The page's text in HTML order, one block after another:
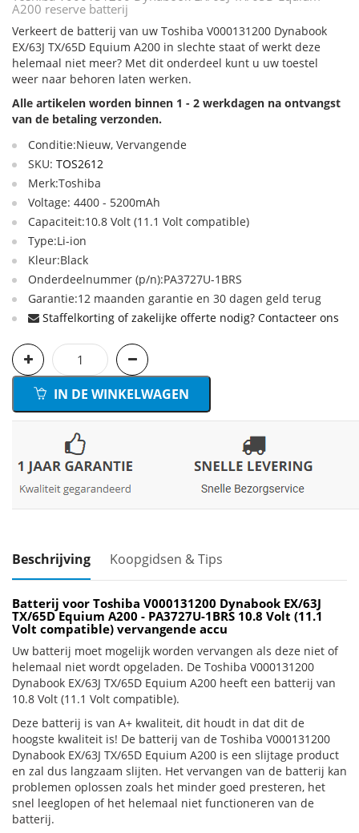
A200 reserve batterij
Verkeert de batterij van uw Toshiba V000131200 Dynabook
EX/63J TX/65D Equium A200 in slechte staat of werkt deze
helemaal niet meer? Met dit onderdeel kunt u uw toestel
weer naar behoren laten werken.
Alle artikelen worden binnen 1 - 2 werkdagen na ontvangst
van de betaling verzonden.
Conditie:Nieuw, Vervangende
SKU: TOS2612
Merk:Toshiba
Voltage: 4400 - 5200mAh
Capaciteit:10.8 Volt (11.1 Volt compatible)
Type:Li-ion
Kleur:Black
Onderdeelnummer (p/n):PA3727U-1BRS
Garantie:12 maanden garantie en 30 dagen geld terug
Staffelkorting of zakelijke offerte nodig? Contacteer ons
IN DE WINKELWAGEN
Beschrijving Koopgidsen & Tips
Batterij voor Toshiba V000131200 Dynabook EX/63J
TX/65D Equium A200 - PA3727U-1BRS 10.8 Volt (11.1
Volt compatible) vervangende accu
Uw batterij moet mogelijk worden vervangen als deze niet of
helemaal niet wordt opgeladen. De Toshiba V000131200
Dynabook EX/63J TX/65D Equium A200 heeft een batterij van
10.8 Volt (11.1 Volt compatible).
Deze batterij is van A+ kwaliteit, dit houdt in dat dit de
hoogste kwaliteit is! De batterij van de Toshiba V000131200
Dynabook EX/63J TX/65D Equium A200 is een slijtage product
en zal dus langzaam slijten. Het vervangen van de batterij kan
problemen oplossen zoals het minder goed presteren, het
snel leeglopen of het helemaal niet functioneren van de
batterij.